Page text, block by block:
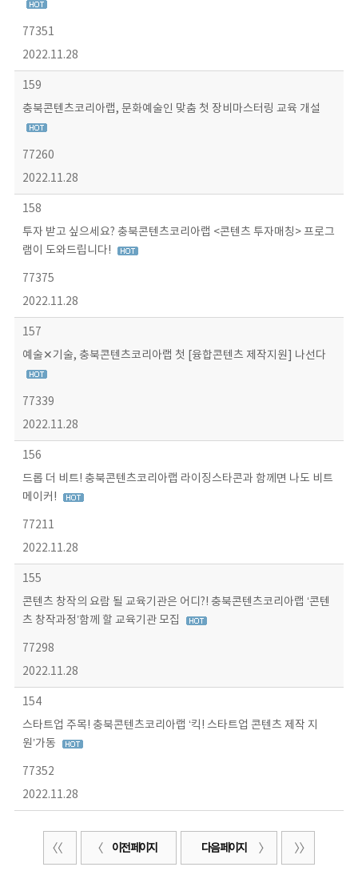
77351
2022.11.28
159
충북콘텐츠코리아랩, 문화예술인 맞춤 첫 장비마스터링 교육 개설
77260
2022.11.28
158
투자 받고 싶으세요? 충북콘텐츠코리아랩 <콘텐츠 투자매칭> 프로그
램이 도와드립니다!
77375
2022.11.28
157
예술✕기술, 충북콘텐츠코리아랩 첫 [융합콘텐츠 제작지원] 나선다
77339
2022.11.28
156
드롭 더 비트! 충북콘텐츠코리아랩 라이징스타콘과 함께면 나도 비트
메이커!
77211
2022.11.28
155
콘텐츠 창작의 요람 될 교육기관은 어디?! 충북콘텐츠코리아랩 ‘콘텐
츠 창작과정’함께 할 교육기관 모집
77298
2022.11.28
154
스타트업 주목! 충북콘텐츠코리아랩 ‘킥! 스타트업 콘텐츠 제작 지
원’가동
77352
2022.11.28
이전 페이지 다음 페이지